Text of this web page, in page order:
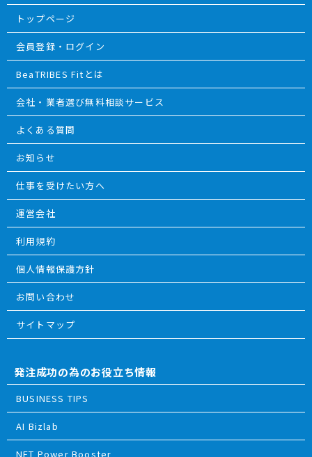
トップページ
会員登録・ログイン
BeaTRIBES Fitとは
会社・業者選び無料相談サービス
よくある質問
お知らせ
仕事を受けたい方へ
運営会社
利用規約
個人情報保護方針
お問い合わせ
サイトマップ
発注成功の為のお役立ち情報
BUSINESS TIPS
AI Bizlab
NFT Power Booster